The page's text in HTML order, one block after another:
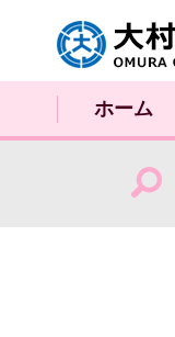
大村市
ホーム